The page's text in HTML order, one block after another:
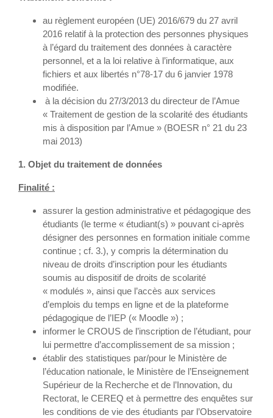
au règlement européen (UE) 2016/679 du 27 avril
2016 relatif à la protection des personnes physiques
à l’égard du traitement des données à caractère
personnel, et a la loi relative à l’informatique, aux
fichiers et aux libertés n°78-17 du 6 janvier 1978
modifiée.
à la décision du 27/3/2013 du directeur de l’Amue
« Traitement de gestion de la scolarité des étudiants
mis à disposition par l’Amue » (BOESR n° 21 du 23
mai 2013)
1. Objet du traitement de données
Finalité :
assurer la gestion administrative et pédagogique des
étudiants (le terme « étudiant(s) » pouvant ci-après
désigner des personnes en formation initiale comme
continue ; cf. 3.), y compris la détermination du
niveau de droits d’inscription pour les étudiants
soumis au dispositif de droits de scolarité
« modulés », ainsi que l’accès aux services
d’emplois du temps en ligne et de la plateforme
pédagogique de l’IEP (« Moodle ») ;
informer le CROUS de l’inscription de l’étudiant, pour
lui permettre d’accomplissement de sa mission ;
établir des statistiques par/pour le Ministère de
l’éducation nationale, le Ministère de l’Enseignement
Supérieur de la Recherche et de l’Innovation, du
Rectorat, le CEREQ et à permettre des enquêtes sur
les conditions de vie des étudiants par l’Observatoire